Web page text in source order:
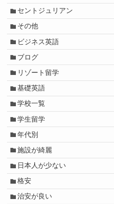
セントジュリアン
その他
ビジネス英語
ブログ
リゾート留学
基礎英語
学校一覧
学生留学
年代別
施設が綺麗
日本人が少ない
格安
治安が良い